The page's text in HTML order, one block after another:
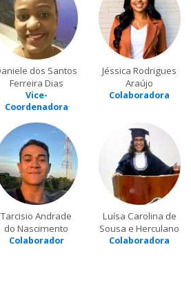
dos Santos
Ferreira Dias
Vice-
Coordenadora
Jéssica Rodrigues
Araújo
Colaboradora
Tarcisio Andrade
do Nascimento
Colaborador
Luísa Carolina de
Sousa e Herculano
Colaboradora